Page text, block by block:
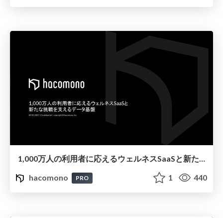
1,000万人の利用者に応えるウェルネスSaaSと新たな挑戦を支えるデータ基盤
hacomono
PRO 1 440